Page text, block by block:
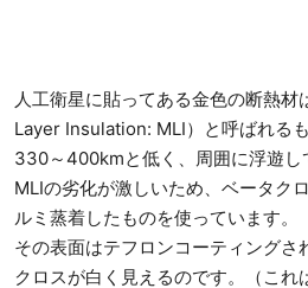
人工衛星に貼ってある金色の断熱
Layer Insulation: MLI）と呼ばれる
330～400kmと低く、周囲に浮遊し
MLIの劣化が激しいため、ベータク
ルミ蒸着したものを使っています。
その表面はテフロンコーティングさ
クロスが白く見えるのです。（これ